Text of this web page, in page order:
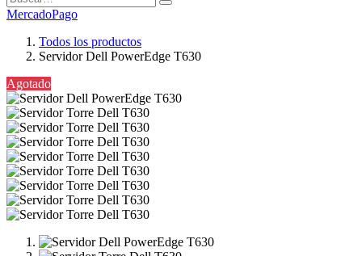
MercadoPago
Todos los productos
Servidor Dell PowerEdge T630
Agotado